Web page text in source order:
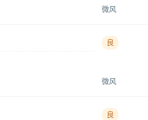
微风
良
微风
良